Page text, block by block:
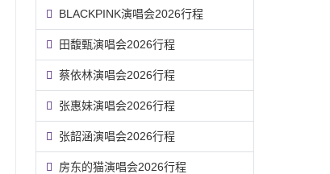
BLACKPINK演唱会2026行程
田馥甄演唱会2026行程
蔡依林演唱会2026行程
张惠妹演唱会2026行程
张韶涵演唱会2026行程
房东的猫演唱会2026行程